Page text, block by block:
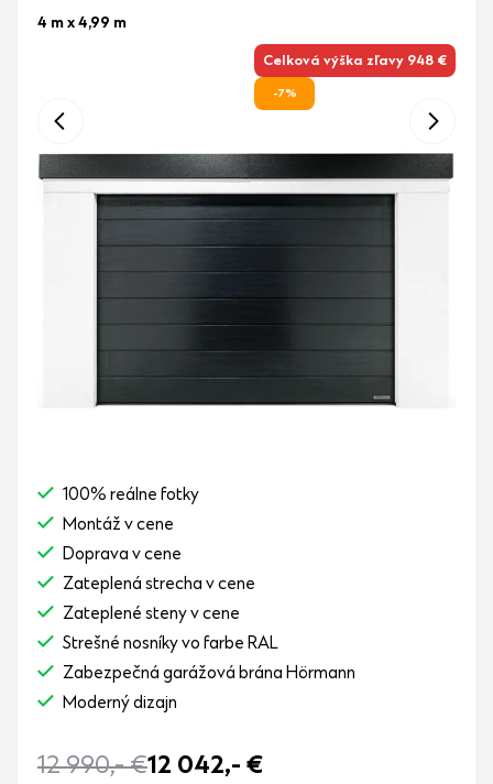
4 m x 4,99 m
Celková výška zľavy 948 €
-7%
100% reálne fotky
Montáž v cene
Doprava v cene
Zateplená strecha v cene
Zateplené steny v cene
Strešné nosníky vo farbe RAL
Zabezpečná garážová brána Hörmann
Moderný dizajn
12 990,-€12 042,- €